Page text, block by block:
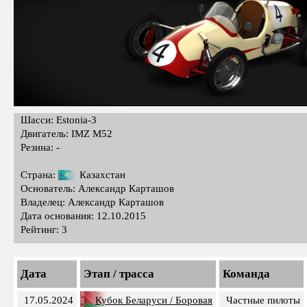
Шасси: Estonia-3
Двигатель: IMZ M52
Резина: -
Страна:
Казахстан
Основатель: Александр Карташов
Владелец: Александр Карташов
Дата основания: 12.10.2015
Рейтинг: 3
Дата Этап / трасса Команда
17.05.2024 Кубок Беларуси / Боровая Частные пилоты